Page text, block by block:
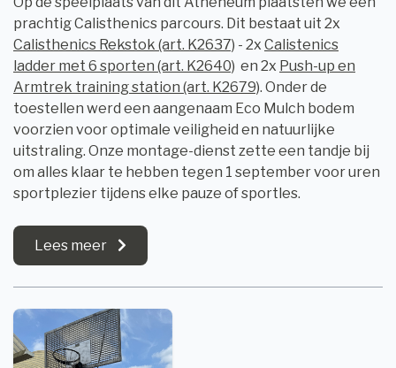
prachtig Calisthenics parcours. Dit bestaat uit 2x
Calisthenics Rekstok (art. K2637) - 2x Calistenics
ladder met 6 sporten (art. K2640) en 2x Push-up en
Armtrek training station (art. K2679). Onder de
toestellen werd een aangenaam Eco Mulch bodem
voorzien voor optimale veiligheid en natuurlijke
uitstraling. Onze montage-dienst zette een tandje bij
om alles klaar te hebben tegen 1 september voor uren
sportplezier tijdens elke pauze of sportles.
Lees meer